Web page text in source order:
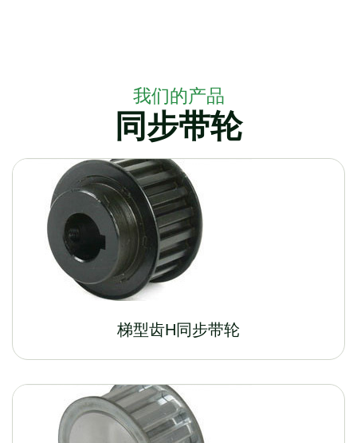
我们的产品
同步带轮
梯型齿H同步带轮